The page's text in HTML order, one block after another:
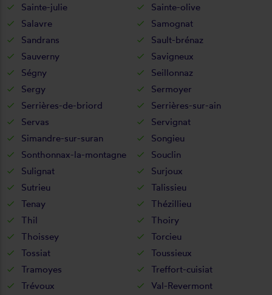
Sainte-julie
Sainte-olive
Salavre
Samognat
Sandrans
Sault-brénaz
Sauverny
Savigneux
Ségny
Seillonnaz
Sergy
Sermoyer
Serrières-de-briord
Serrières-sur-ain
Servas
Servignat
Simandre-sur-suran
Songieu
Sonthonnax-la-montagne
Souclin
Sulignat
Surjoux
Sutrieu
Talissieu
Tenay
Thézillieu
Thil
Thoiry
Thoissey
Torcieu
Tossiat
Toussieux
Tramoyes
Treffort-cuisiat
Trévoux
Val-Revermont